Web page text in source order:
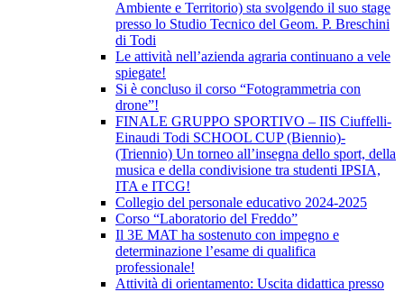
Ambiente e Territorio) sta svolgendo il suo stage
presso lo Studio Tecnico del Geom. P. Breschini
di Todi
Le attività nell’azienda agraria continuano a vele
spiegate!
Si è concluso il corso “Fotogrammetria con
drone”!
FINALE GRUPPO SPORTIVO – IIS Ciuffelli-
Einaudi Todi SCHOOL CUP (Biennio)-
(Triennio) Un torneo all’insegna dello sport, della
musica e della condivisione tra studenti IPSIA,
ITA e ITCG!
Collegio del personale educativo 2024-2025
Corso “Laboratorio del Freddo”
Il 3E MAT ha sostenuto con impegno e
determinazione l’esame di qualifica
professionale!
Attività di orientamento: Uscita didattica presso